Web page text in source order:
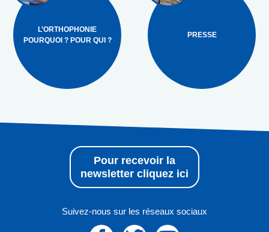
L’ORTHOPHONIE
POURQUOI ? POUR QUI ?
PRESSE
Suivez-nous sur les réseaux sociaux
Pour recevoir la
newsletter cliquez ici